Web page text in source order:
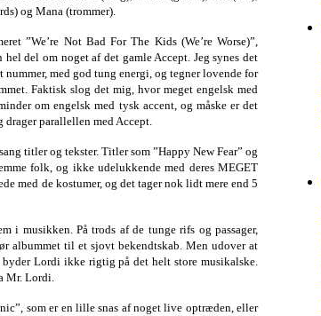
og Mana (trommer).
”We’re Not Bad For The Kids (We’re Worse)”,
hel del om noget af det gamle Accept. Jeg synes det
nummer, med god tung energi, og tegner lovende for
Faktisk slog det mig, hvor meget engelsk med
om engelsk med tysk accent, og måske er det
drager parallellen med Accept.
titler og tekster. Titler som ”Happy New Fear” og
folk, og ikke udelukkende med deres MEGET
med de kostumer, og det tager nok lidt mere end 5
i musikken. På trods af de tunge rifs og passager,
albummet til et sjovt bekendtskab. Men udover at
Lordi ikke rigtig på det helt store musikalske.
Mr. Lordi.
som er en lille snas af noget live optræden, eller